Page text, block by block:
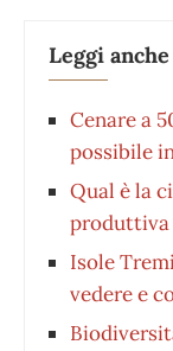
Leggi anche
Cenare a
possibile
Qual è la
produttiva
Isole
vedere e